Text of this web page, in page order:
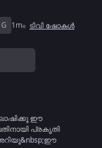
G 1m ടിവി ഷോകൾ
ഈ
പ്രകൃതി